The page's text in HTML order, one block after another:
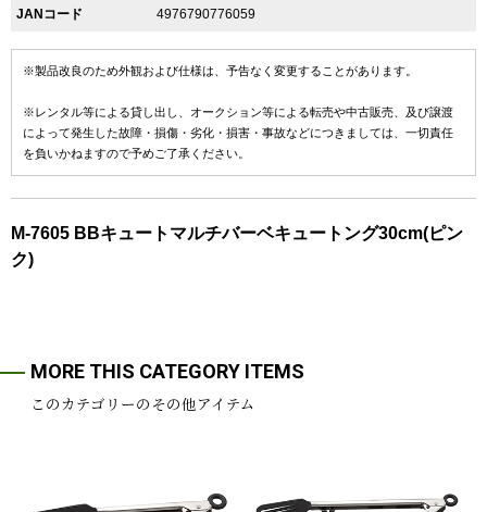
JANコード 4976790776059
※製品改良のため外観および仕様は、予告なく変更することがあります。
※レンタル等による貸し出し、オークション等による転売や中古販売、及び譲渡
によって発生した故障・損傷・劣化・損害・事故などにつきましては、一切責任
を負いかねますので予めご了承ください。
M-7605 BBキュートマルチバーベキュートング30cm(ピン
ク)
MORE THIS CATEGORY ITEMS
このカテゴリーのその他アイテム